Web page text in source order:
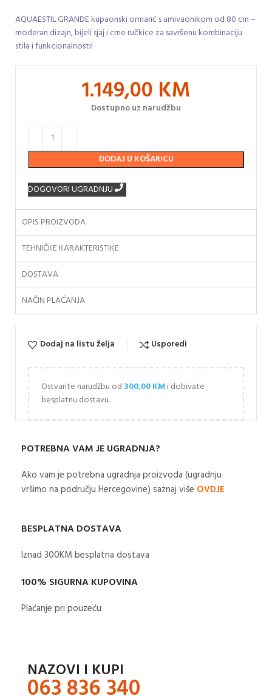
AQUAESTIL GRANDE kupaonski ormarić s umivaonikom od 80 cm –
moderan dizajn, bijeli sjaj i crne ručkice za savršenu kombinaciju
stila i funkcionalnosti!
1.149,00 KM
Dostupno uz narudžbu
DODAJ U KOŠARICU
DOGOVORI UGRADNJU
OPIS PROIZVODA
TEHNIČKE KARAKTERISTIKE
DOSTAVA
NAČIN PLAĆANJA
Dodaj na listu želja Usporedi
Ostvarite narudžbu od 300,00KMi dobivate
besplatnu dostavu.
POTREBNA VAM JE UGRADNJA?
Ako vam je potrebna ugradnja proizvoda (ugradnju
vršimo na području Hercegovine) saznaj više OVDJE
BESPLATNA DOSTAVA
Iznad 300KM besplatna dostava​
100% SIGURNA KUPOVINA
Plaćanje pri pouzeću
NAZOVI I KUPI